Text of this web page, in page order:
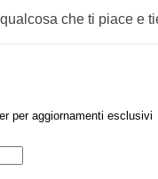
che ti piace e
per aggiornamenti esclusivi